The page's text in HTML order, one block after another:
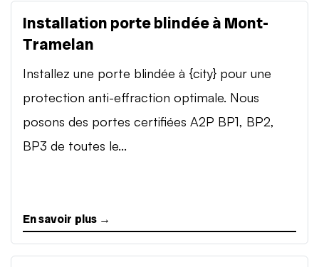
Installation porte blindée à Mont-
Tramelan
Installez une porte blindée à {city} pour une
protection anti-effraction optimale. Nous
posons des portes certifiées A2P BP1, BP2,
BP3 de toutes le...
En savoir plus →